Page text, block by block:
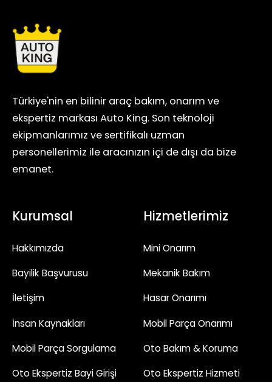
Türkiye'nin en bilinir araç bakım, onarım ve
ekspertiz markası Auto King. Son teknoloji
ekipmanlarımız ve sertifikalı uzman
personellerimiz ile aracınızın içi de dışı da bize
emanet.
Kurumsal
Hakkımızda
Bayilik Başvurusu
İletişim
İnsan Kaynakları
Mobil Parça Sorgulama
Oto Ekspertiz Bayi Girişi
Hizmetlerimiz
Mini Onarım
Mekanik Bakım
Hasar Onarımı
Mobil Parça Onarımı
Oto Bakım & Koruma
Oto Ekspertiz Hizmeti